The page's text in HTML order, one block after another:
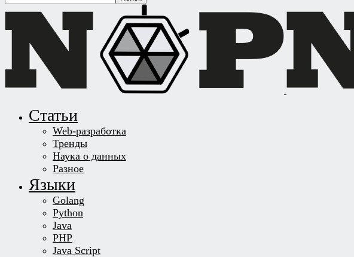
Статьи
Web-разработка
Тренды
Наука о данных
Разное
Языки
Golang
Python
Java
PHP
Java Script